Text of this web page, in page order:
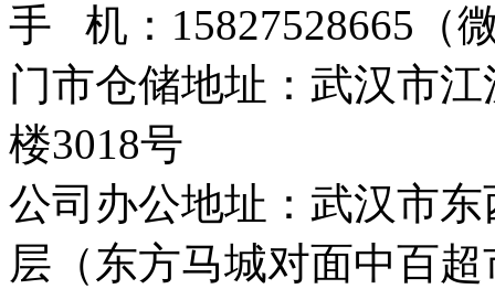
手 机：15827528665（
门市仓储地址：武汉市
楼3018号
公司办公地址：武汉市
层（东方马城对面中百